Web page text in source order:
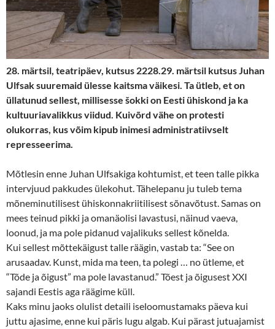
28. märtsil, teatripäev, kutsus 2228.29. märtsil kutsus Juhan
Ulfsak suuremaid ülesse kaitsma väikesi. Ta ütleb, et on
üllatunud sellest, millisesse šokki on Eesti ühiskond ja ka
kultuuriavalikkus viidud. Kuivõrd vähe on protesti
olukorras, kus võim kipub inimesi administratiivselt
represseerima.
Mõtlesin enne Juhan Ulfsakiga kohtumist, et teen talle pikka
intervjuud pakkudes ülekohut. Tähelepanu ju tuleb tema
mõneminutilisest ühiskonnakriitilisest sõnavõtust. Samas on
mees teinud pikki ja omanäolisi lavastusi, näinud vaeva,
loonud, ja ma pole pidanud vajalikuks sellest kõnelda.
Kui sellest mõttekäigust talle räägin, vastab ta: “See on
arusaadav. Kunst, mida ma teen, ta polegi … no ütleme, et
“Tõde ja õigust” ma pole lavastanud.” Tõest ja õigusest XXI
sajandi Eestis aga räägime küll.
Kaks minu jaoks olulist detaili iseloomustamaks päeva kui
juttu ajasime, enne kui päris lugu algab. Kui pärast jutuajamist